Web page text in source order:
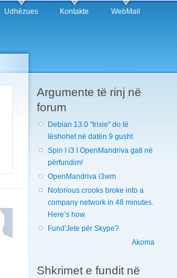
Udhëzues Kontakte WebMail
Argumente të rinj në
forum
Debian 13.0 "trixie" do të
lëshohet në datën 9 gusht
Spin I i3 I OpenMandriva gati në
përfundim!
OpenMandriva i3wm
Notorious crooks broke into a
company network in 48 minutes.
Here’s how
Fund'Jete për Skype?
Akoma
Shkrimet e fundit në